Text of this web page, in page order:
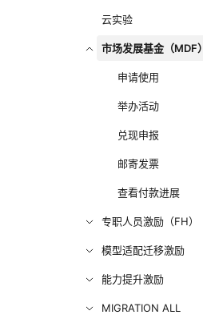
云实验
市场发展基金（MDF）
申请使用
举办活动
兑现申报
邮寄发票
查看付款进展
专职人员激励（FH）
模型适配迁移激励
能力提升激励
MIGRATION ALL